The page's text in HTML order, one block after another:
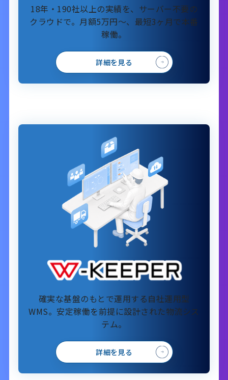
18年・190社以上の実績を、サーバー不要の
クラウドで。月額5万円～、最短3ヶ月で本番
稼働。
詳細を見る
確実な基盤のもとで運用する自社運用型
WMS。安定稼働を前提に設計された物流シス
テム。
詳細を見る